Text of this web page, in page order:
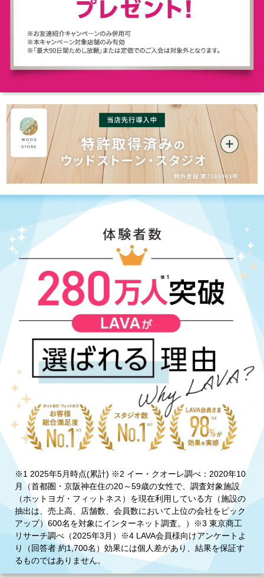
※1 2025年5月時点(累計) ※2 イー・クオーレ調べ：2020年10
月（首都圏・京阪神在住の20～59歳の女性で、調査対象施設
（ホットヨガ・フィットネス）を現在利用している方（施設の
抽出は、売上高、店舗数、会員数において上位の会社をピック
アップ）600名を対象にインターネット調査。）※3 東京商工
リサーチ調べ（2025年3月）※4 LAVA会員様向けアンケートよ
り（回答者 約1,700名）効果には個人差があり、結果を保証す
るものではありません。